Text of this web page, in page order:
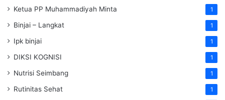
Ketua PP Muhammadiyah Minta 1
Binjai – Langkat 1
Ipk binjai 1
DIKSI KOGNISI 1
Nutrisi Seimbang 1
Rutinitas Sehat 1